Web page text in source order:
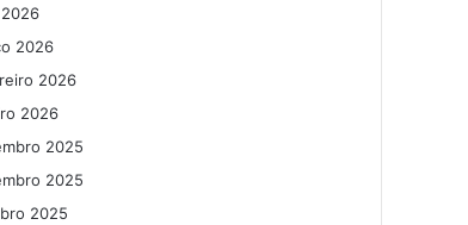
2026
2026
2026
2025
2025
2025